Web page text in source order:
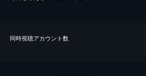
同時視聴アカウント数